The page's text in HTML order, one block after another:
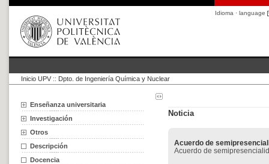
Idioma · language
Inicio UPV :: Dpto. de Ingeniería Química y Nuclear
Enseñanza universitaria
Investigación
Otros
Descripción
Docencia
Noticia
Acuerdo de
Acuerdo de